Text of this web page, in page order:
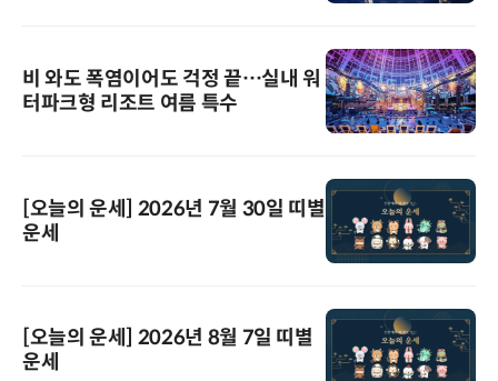
비 와도 폭염이어도 걱정 끝…실내 워
터파크형 리조트 여름 특수
[오늘의 운세] 2026년 7월 30일 띠별
운세
[오늘의 운세] 2026년 8월 7일 띠별
운세